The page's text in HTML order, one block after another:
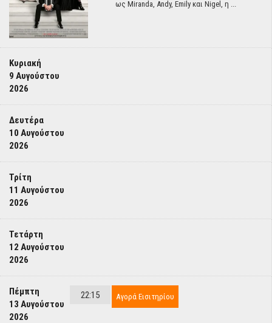
ως Miranda, Andy, Emily και Nigel, η ...
Κυριακή
9 Αυγούστου
2026
Δευτέρα
10 Αυγούστου
2026
Τρίτη
11 Αυγούστου
2026
Τετάρτη
12 Αυγούστου
2026
Πέμπτη
13 Αυγούστου
2026
22:15 Αγορά Εισιτηρίου